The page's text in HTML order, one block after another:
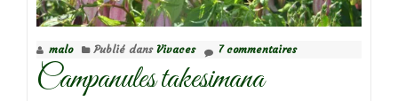
malo Publié dans Vivaces 7 commentaires
Campanules takesimana